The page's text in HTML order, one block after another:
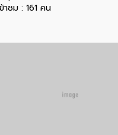
าชม : 161 คน